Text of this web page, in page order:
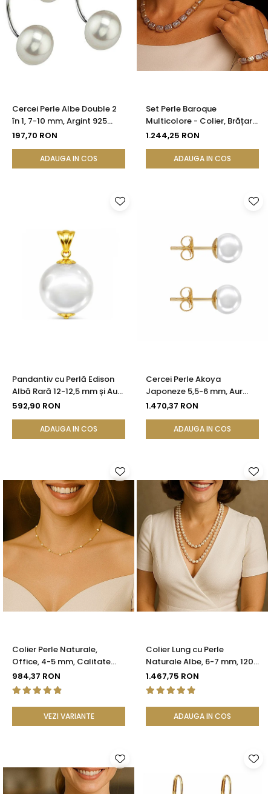
Cercei Perle Albe Double 2
în 1, 7-10 mm, Argint 925
Placat cu Platină |
197,70 RON
ADAUGA IN COS
Set Perle Baroque
Multicolore - Colier, Brățară
și Cercei, Argint 925 |
1.244,25 RON
ADAUGA IN COS
Pandantiv cu Perlă Edison
Albă Rară 12-12,5 mm și Aur
Galben 14K (aur 585) |
592,90 RON
ADAUGA IN COS
Cercei Perle Akoya
Japoneze 5,5-6 mm, Aur
Galben 14K, Tip Șurub -
1.470,37 RON
ADAUGA IN COS
Colier Perle Naturale,
Office, 4-5 mm, Calitate
AAA, Aur 14K | KASKADDA®
984,37 RON
VEZI VARIANTE
Colier Lung cu Perle
Naturale Albe, 6-7 mm, 120
cm, Închizătoare Argint 925
| KASKADDA®
1.467,75 RON
ADAUGA IN COS